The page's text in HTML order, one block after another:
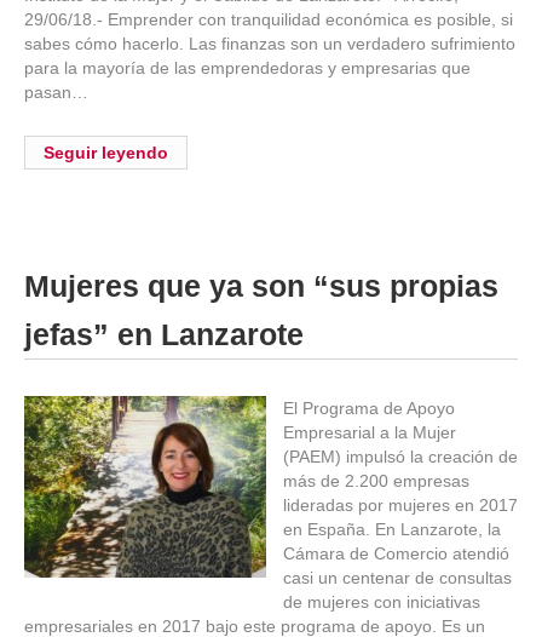
▼
29/06/18.- Emprender con tranquilidad económica es posible, si
sabes cómo hacerlo. Las finanzas son un verdadero sufrimiento
para la mayoría de las emprendedoras y empresarias que
pasan…
Seguir leyendo
Mujeres que ya son “sus propias
jefas” en Lanzarote
El Programa de Apoyo
Empresarial a la Mujer
(PAEM) impulsó la creación de
más de 2.200 empresas
lideradas por mujeres en 2017
en España. En Lanzarote, la
Cámara de Comercio atendió
casi un centenar de consultas
de mujeres con iniciativas
empresariales en 2017 bajo este programa de apoyo. Es un